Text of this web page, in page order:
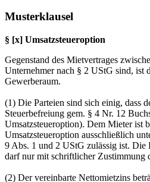
Musterklausel
§ [x] Umsatzsteueroption
Gegenstand des Mietvertrages
Unternehmer nach § 2 UStG sind, ist
Gewerberaum.
(1) Die Parteien sind sich einig, dass
Steuerbefreiung gem. § 4 Nr. 12
Umsatzsteueroption). Dem Mieter ist
Umsatzsteueroption ausschließlich
9 Abs. 1 und 2 UStG zulässig ist. Die
darf nur mit schriftlicher Zustimmung
(2) Der vereinbarte Nettomietzins